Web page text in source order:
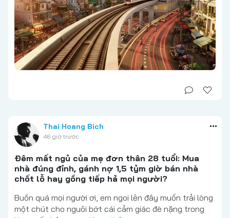
Thai Hoang Bich
46 giờ trước
Đêm mất ngủ của mẹ đơn thân 28 tuổi: Mua
nhà đúng đỉnh, gánh nợ 1,5 tỷm giờ bán nhà
chốt lỗ hay gồng tiếp hả mọi người?
Buồn quá mọi người ơi, em ngoi lên đây muốn trải lòng
một chút cho nguôi bớt cái cảm giác đè nặng trong